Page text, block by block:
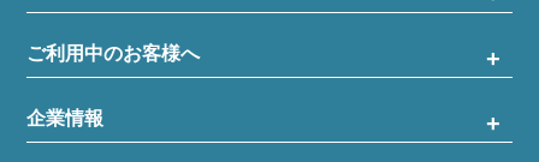
ご利用中のお客様へ
企業情報